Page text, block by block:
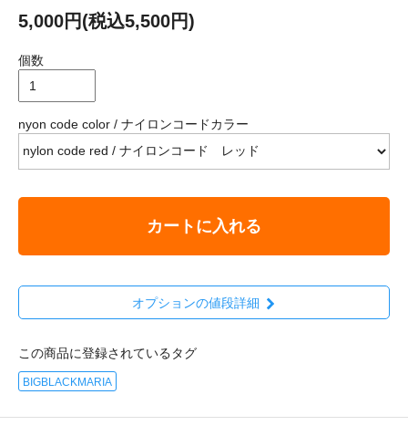
5,000円(税込5,500円)
個数
nyon code color / ナイロンコードカラー
カートに入れる
オプションの値段詳細
この商品に登録されているタグ
BIGBLACKMARIA